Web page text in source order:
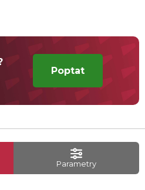
Poptat
Parametry